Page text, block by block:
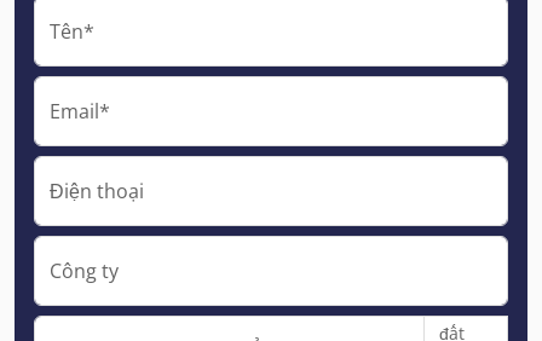
Tên*
Email*
Điện thoại
Công ty
đất